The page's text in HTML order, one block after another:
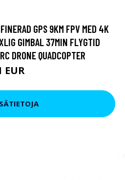
GPS 9KM FPV MED 4K
GIMBAL 37MIN FLYGTID
DRONE QUADCOPTER
EUR